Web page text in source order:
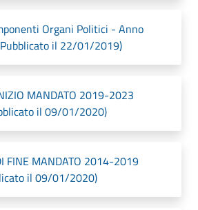
Organi Politici - Anno
il 22/01/2019)
MANDATO 2019-2023
il 09/01/2020)
FINE MANDATO 2014-2019
il 09/01/2020)